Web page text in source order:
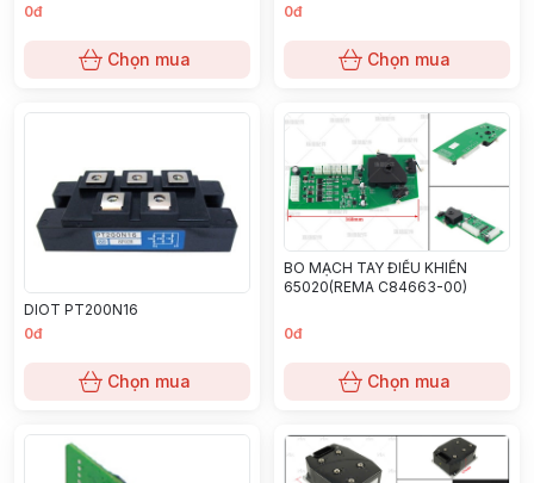
0đ
Chọn mua
0đ
Chọn mua
DIOT PT200N16
0đ
Chọn mua
BO MẠCH TAY ĐIỀU KHIỂN
65020(REMA C84663-00)
0đ
Chọn mua